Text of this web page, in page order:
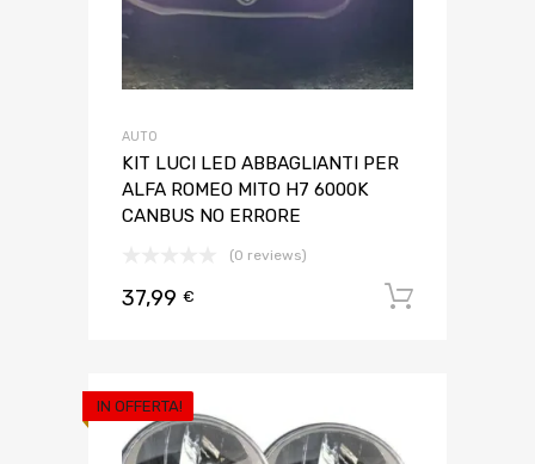
AUTO
KIT LUCI LED ABBAGLIANTI PER
ALFA ROMEO MITO H7 6000K
CANBUS NO ERRORE
(0 reviews)
37,99 €
IN OFFERTA!